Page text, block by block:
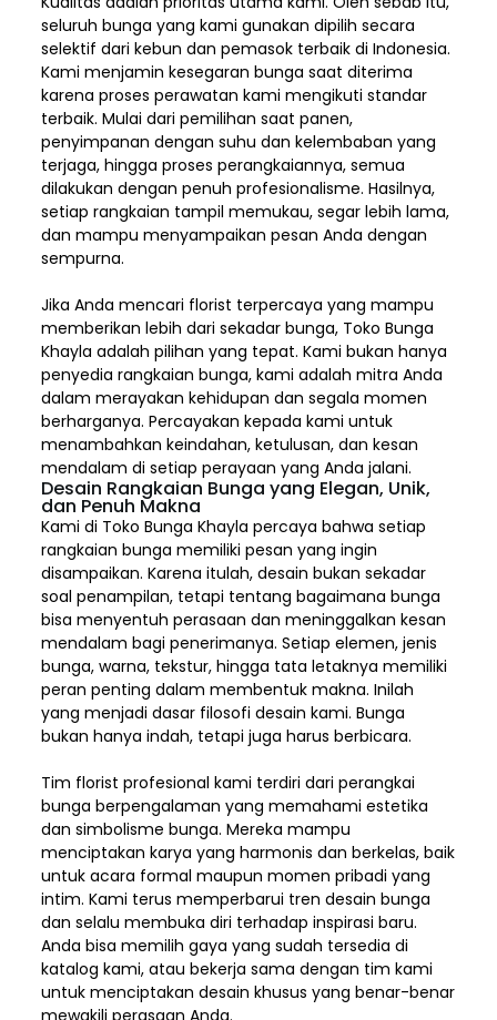
seluruh bunga yang kami gunakan dipilih secara
selektif dari kebun dan pemasok terbaik di Indonesia.
Kami menjamin kesegaran bunga saat diterima
karena proses perawatan kami mengikuti standar
terbaik. Mulai dari pemilihan saat panen,
penyimpanan dengan suhu dan kelembaban yang
terjaga, hingga proses perangkaiannya, semua
dilakukan dengan penuh profesionalisme. Hasilnya,
setiap rangkaian tampil memukau, segar lebih lama,
dan mampu menyampaikan pesan Anda dengan
sempurna.
Jika Anda mencari florist terpercaya yang mampu
memberikan lebih dari sekadar bunga, Toko Bunga
Khayla adalah pilihan yang tepat. Kami bukan hanya
penyedia rangkaian bunga, kami adalah mitra Anda
dalam merayakan kehidupan dan segala momen
berharganya. Percayakan kepada kami untuk
menambahkan keindahan, ketulusan, dan kesan
mendalam di setiap perayaan yang Anda jalani.
Desain Rangkaian Bunga yang Elegan, Unik,
dan Penuh Makna
Kami di Toko Bunga Khayla percaya bahwa setiap
rangkaian bunga memiliki pesan yang ingin
disampaikan. Karena itulah, desain bukan sekadar
soal penampilan, tetapi tentang bagaimana bunga
bisa menyentuh perasaan dan meninggalkan kesan
mendalam bagi penerimanya. Setiap elemen, jenis
bunga, warna, tekstur, hingga tata letaknya memiliki
peran penting dalam membentuk makna. Inilah
yang menjadi dasar filosofi desain kami. Bunga
bukan hanya indah, tetapi juga harus berbicara.
Tim florist profesional kami terdiri dari perangkai
bunga berpengalaman yang memahami estetika
dan simbolisme bunga. Mereka mampu
menciptakan karya yang harmonis dan berkelas, baik
untuk acara formal maupun momen pribadi yang
intim. Kami terus memperbarui tren desain bunga
dan selalu membuka diri terhadap inspirasi baru.
Anda bisa memilih gaya yang sudah tersedia di
katalog kami, atau bekerja sama dengan tim kami
untuk menciptakan desain khusus yang benar-benar